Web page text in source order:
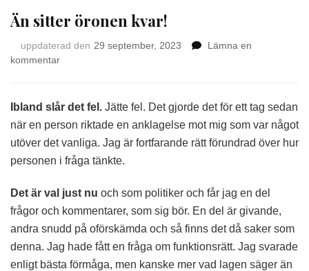
Än sitter öronen kvar!
uppdaterad den 29 september, 2023
Lämna en
kommentarpå
öronen
Ibland slår det fel. Jätte fel. Det gjorde det för ett tag sedan
när en person riktade en anklagelse mot mig som var något
utöver det vanliga. Jag är fortfarande rätt förundrad över hur
personen i fråga tänkte.
Det är val just nu och som politiker och får jag en del
frågor och kommentarer, som sig bör. En del är givande,
andra snudd på oförskämda och så finns det då saker som
denna. Jag hade fått en fråga om funktionsrätt. Jag svarade
enligt bästa förmåga, men kanske mer vad lagen säger än